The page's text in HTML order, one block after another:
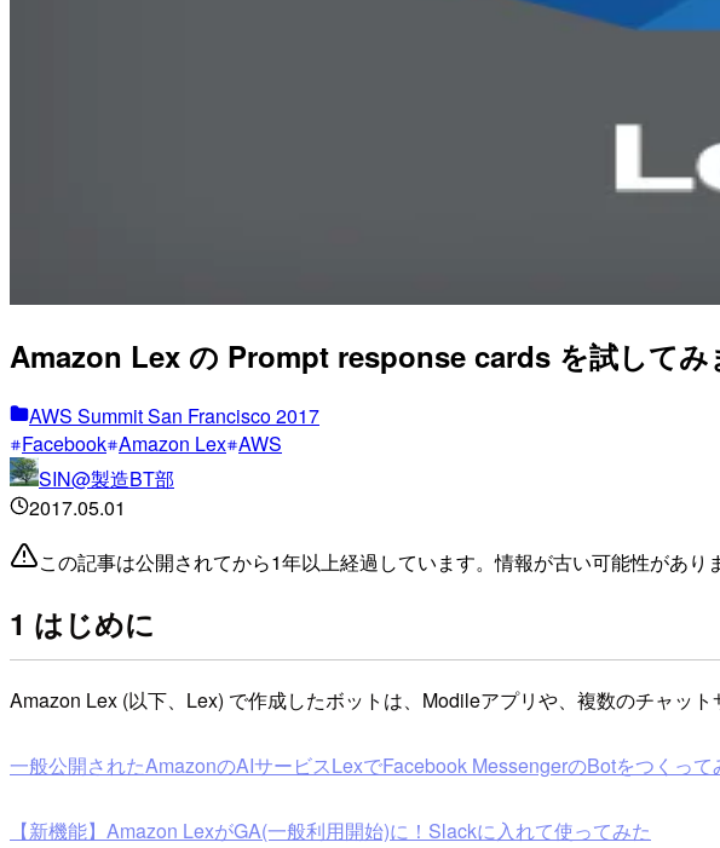
Amazon Lex の Prompt response cards を試してみ
AWS Summit San Francisco 2017
Facebook Amazon Lex AWS
SIN@製造BT部
2017.05.01
この記事は公開されてから1年以上経過しています。情報が古い可能性があり
1 はじめに
Amazon Lex (以下、Lex) で作成したボットは、Modileアプリや、複数のチャッ
一般公開されたAmazonのAIサービスLexでFacebook MessengerのBotをつくって
【新機能】Amazon LexがGA(一般利用開始)に！Slackに入れて使ってみた